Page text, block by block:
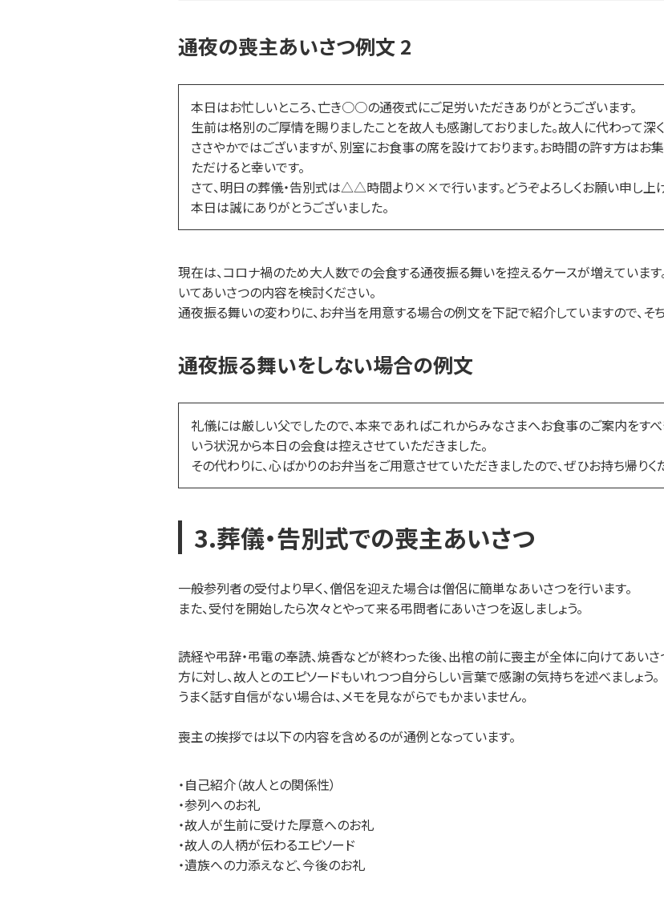
通夜の喪主あいさつ例文 2
本日はお忙しいところ、亡き○○の通夜式にご足労いただきありがとうございます。
生前は格別のご厚情を賜りましたことを故人も感謝しておりました。故人に代わって深
ささやかではございますが、別室にお食事の席を設けております。お時間の許す方はお
ただけると幸いです。
さて、明日の葬儀・告別式は△△時間より××で行います。どうぞよろしくお願い申し上
本日は誠にありがとうございました。
現在は、コロナ禍のため大人数での会食する通夜振る舞いを控えるケースが増えていま
いてあいさつの内容を検討ください。
通夜振る舞いの変わりに、お弁当を用意する場合の例文を下記で紹介していますので、そ
通夜振る舞いをしない場合の例文
礼儀には厳しい父でしたので、本来であればこれからみなさまへお食事のご案内をすべ
いう状況から本日の会食は控えさせていただきました。
その代わりに、心ばかりのお弁当をご用意させていただきましたので、ぜひお持ち帰りく
3.葬儀・告別式での喪主あいさつ
一般参列者の受付より早く、僧侶を迎えた場合は僧侶に簡単なあいさつを行います。
また、受付を開始したら次々とやって来る弔問者にあいさつを返しましょう。
読経や弔辞・弔電の奉読、焼香などが終わった後、出棺の前に喪主が全体に向けてあいさ
方に対し、故人とのエピソードもいれつつ自分らしい言葉で感謝の気持ちを述べましょう。
うまく話す自信がない場合は、メモを見ながらでもかまいません。
喪主の挨拶では以下の内容を含めるのが通例となっています。
・自己紹介（故人との関係性）
・参列へのお礼
・故人が生前に受けた厚意へのお礼
・故人の人柄が伝わるエピソード
・遺族への力添えなど、今後のお礼